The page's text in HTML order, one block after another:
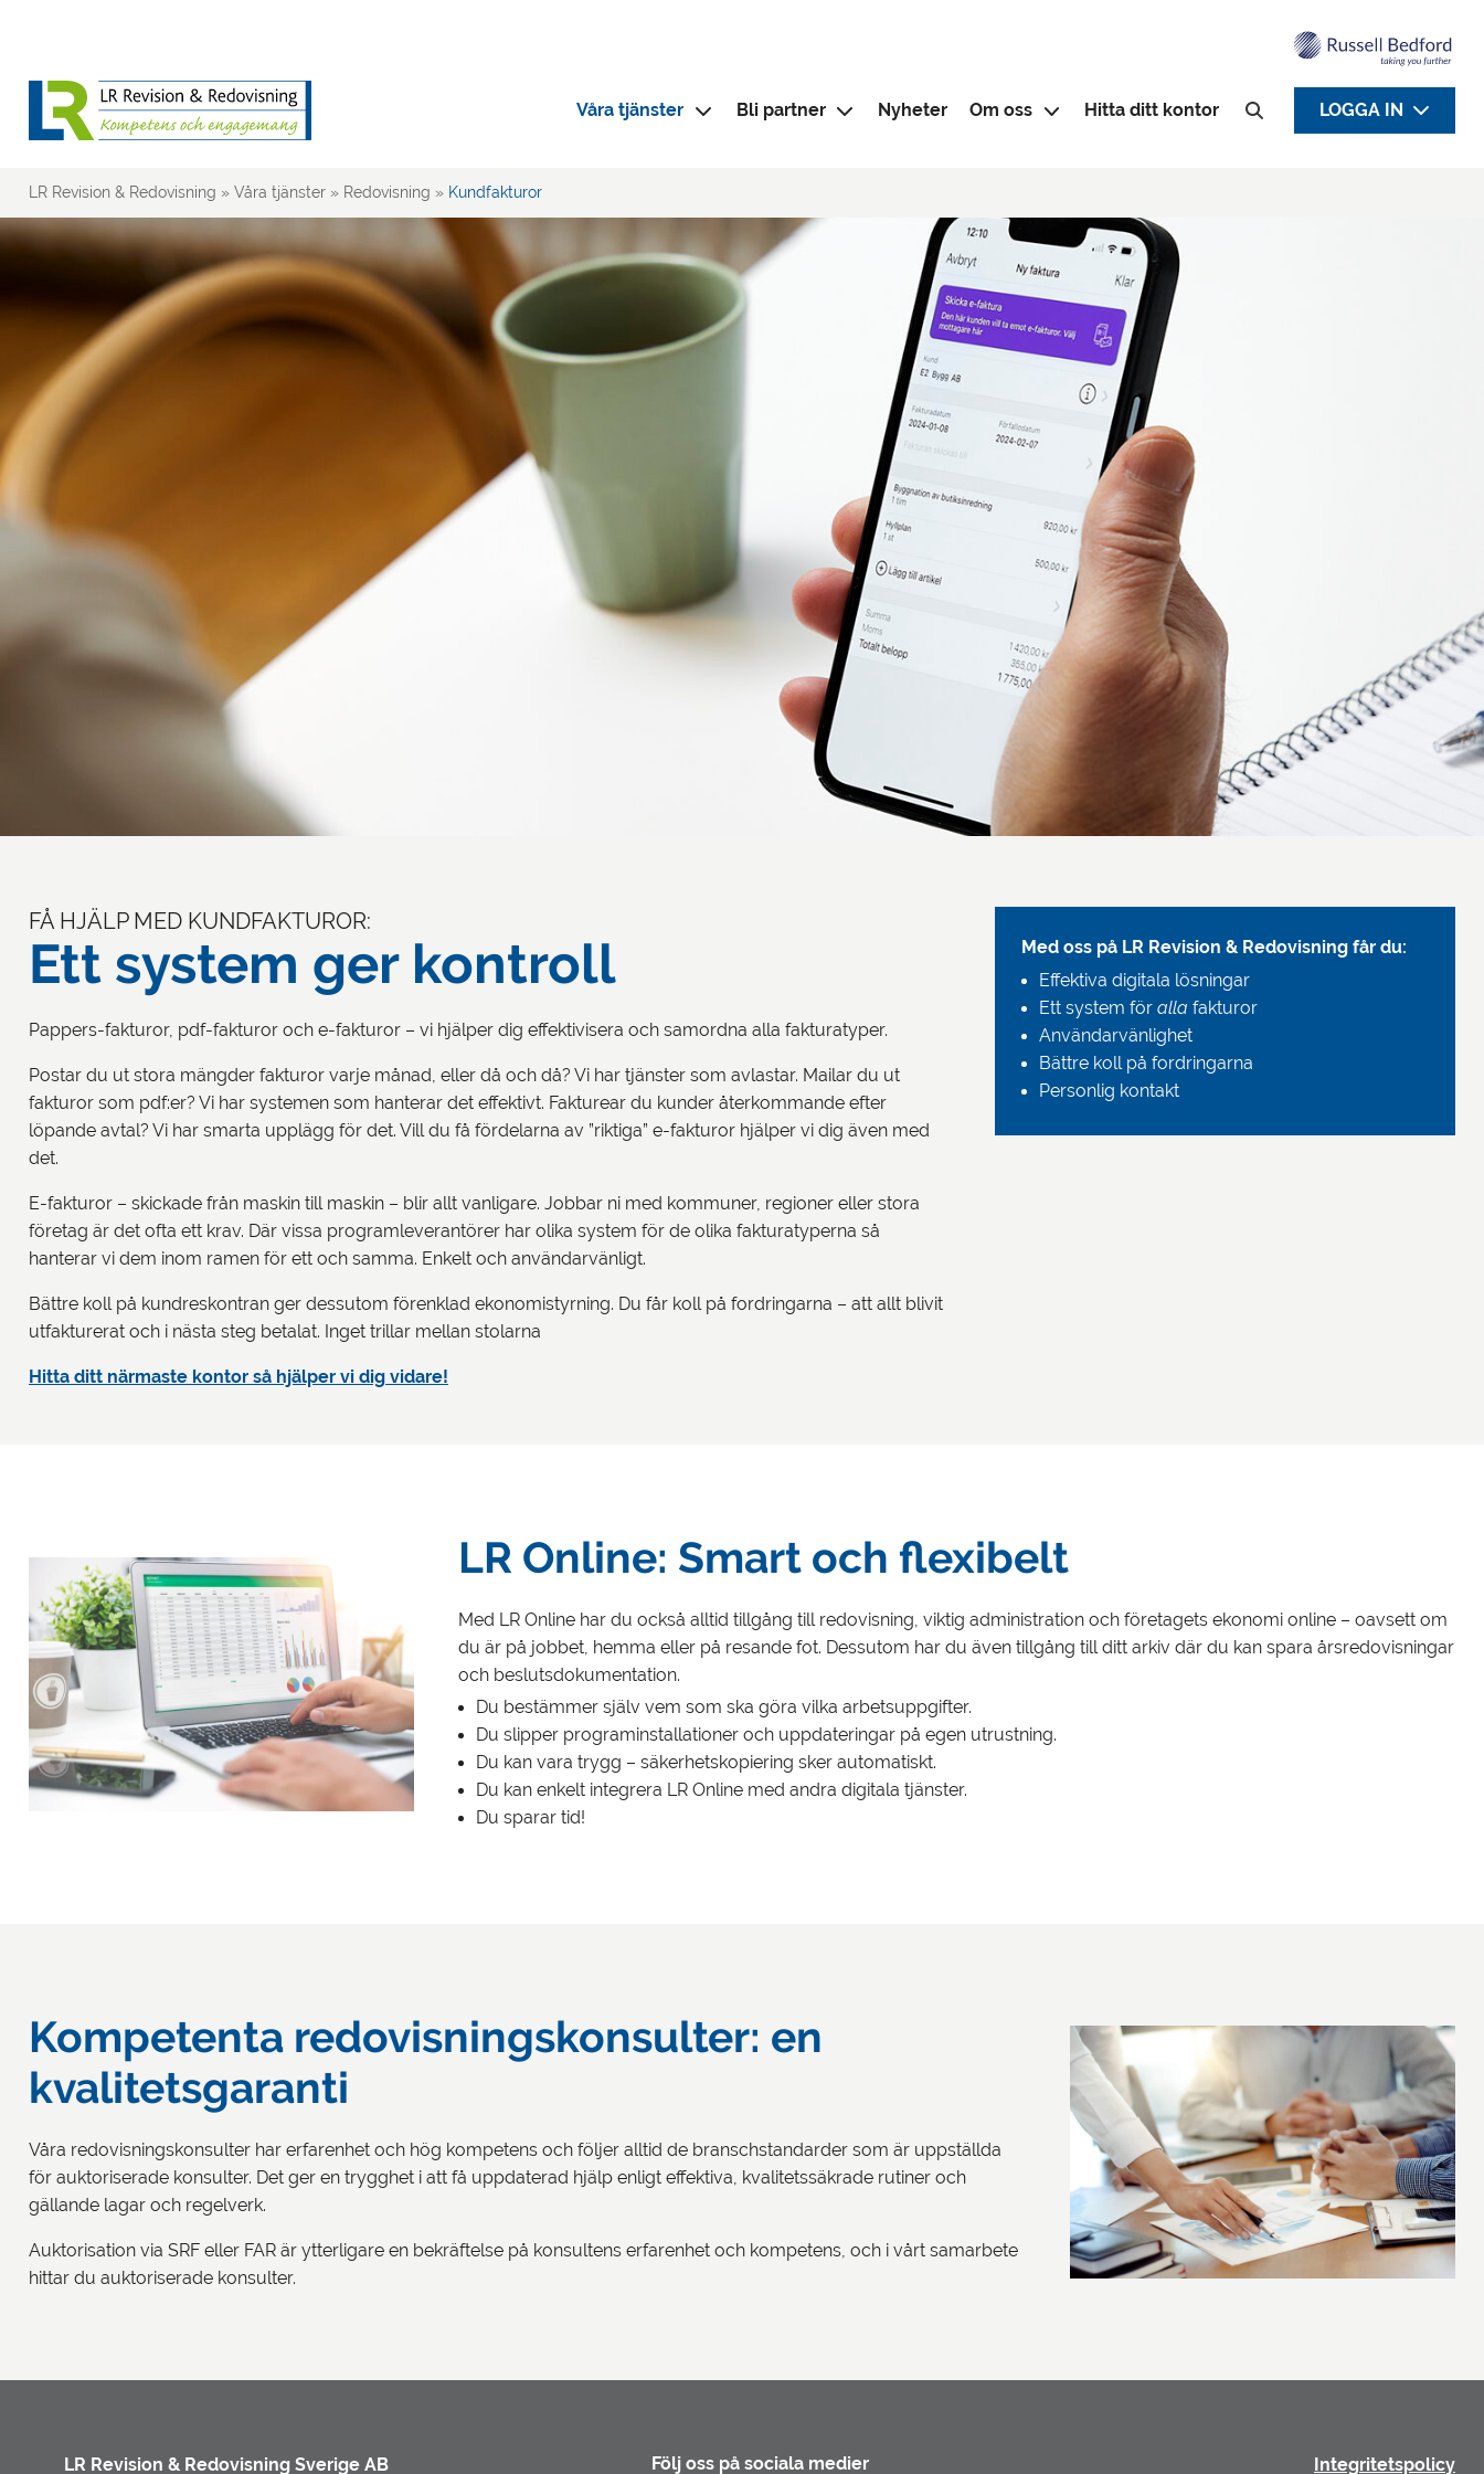
Våra tjänster Bli partner Nyheter Om oss Hitta ditt kontor
Sök efter:
LOGGA IN
LR Revision & Redovisning » Våra tjänster » Redovisning » Kundfakturor
FÅ HJÄLP MED KUNDFAKTUROR:
Ett system ger kontroll
Pappers-fakturor, pdf-fakturor och e-fakturor – vi hjälper dig effektivisera och samordna alla fakturatyper.
Postar du ut stora mängder fakturor varje månad, eller då och då? Vi har tjänster som avlastar. Mailar du ut
fakturor som pdf:er? Vi har systemen som hanterar det effektivt. Fakturear du kunder återkommande efter
löpande avtal? Vi har smarta upplägg för det. Vill du få fördelarna av ”riktiga” e-fakturor hjälper vi dig även med
det.
E-fakturor – skickade från maskin till maskin – blir allt vanligare. Jobbar ni med kommuner, regioner eller stora
företag är det ofta ett krav. Där vissa programleverantörer har olika system för de olika fakturatyperna så
hanterar vi dem inom ramen för ett och samma. Enkelt och användarvänligt.
Bättre koll på kundreskontran ger dessutom förenklad ekonomistyrning. Du får koll på fordringarna – att allt blivit
utfakturerat och i nästa steg betalat. Inget trillar mellan stolarna
Hitta ditt närmaste kontor så hjälper vi dig vidare!
Med oss på LR Revision & Redovisning får du:
Effektiva digitala lösningar
Ett system för alla fakturor
Användarvänlighet
Bättre koll på fordringarna
Personlig kontakt
LR Online: Smart och flexibelt
Med LR Online har du också alltid tillgång till redovisning, viktig administration och företagets ekonomi online – oavsett om
du är på jobbet, hemma eller på resande fot. Dessutom har du även tillgång till ditt arkiv där du kan spara årsredovisningar
och beslutsdokumentation.
Du bestämmer själv vem som ska göra vilka arbetsuppgifter.
Du slipper programinstallationer och uppdateringar på egen utrustning.
Du kan vara trygg – säkerhetskopiering sker automatiskt.
Du kan enkelt integrera LR Online med andra digitala tjänster.
Du sparar tid!
Kompetenta redovisningskonsulter: en
kvalitetsgaranti
Våra redovisningskonsulter har erfarenhet och hög kompetens och följer alltid de branschstandarder som är uppställda
för auktoriserade konsulter. Det ger en trygghet i att få uppdaterad hjälp enligt effektiva, kvalitetssäkrade rutiner och
gällande lagar och regelverk.
Auktorisation via SRF eller FAR är ytterligare en bekräftelse på konsultens erfarenhet och kompetens, och i vårt samarbete
hittar du auktoriserade konsulter.
LR Revision & Redovisning Sverige AB Följ oss på sociala medier Integritetspolicy